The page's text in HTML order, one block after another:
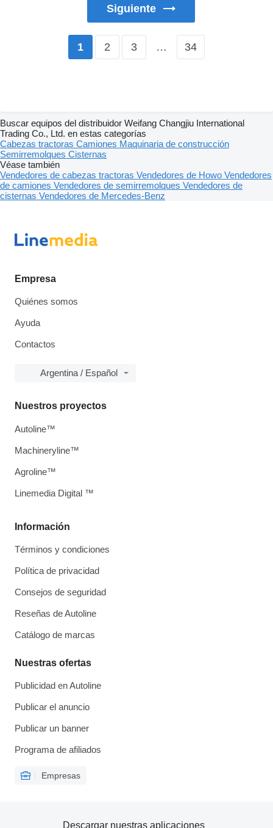
Siguiente
1 2 3 … 34
Buscar equipos del distribuidor Weifang Changjiu International
Trading Co., Ltd. en estas categorías
Cabezas tractoras Camiones Maquinaria de construcción
Semirremolques Cisternas
Véase también
Vendedores de cabezas tractoras Vendedores de Howo Vendedores
de camiones Vendedores de semirremolques Vendedores de
cisternas Vendedores de Mercedes-Benz
Empresa
Quiénes somos
Ayuda
Contactos
Argentina / Español
Información
Términos y condiciones
Política de privacidad
Consejos de seguridad
Reseñas de Autoline
Catálogo de marcas
Nuestras ofertas
Publicidad en Autoline
Publicar el anuncio
Publicar un banner
Programa de afiliados
Empresas
Nuestros proyectos
Autoline™
Machineryline™
Agroline™
Linemedia Digital ™
Descargar nuestras aplicaciones